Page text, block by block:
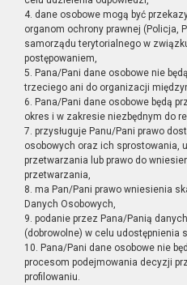
4. dane osobowe mogą być
organom ochrony prawnej (Policja,
samorządu terytorialnego w
postępowaniem,
5. Pana/Pani dane osobowe nie
trzeciego ani do organizacji
6. Pana/Pani dane osobowe będą
okres i w zakresie niezbędnym do
7. przysługuje Panu/Pani prawo
osobowych oraz ich sprostowania,
przetwarzania lub prawo do
przetwarzania,
8. ma Pan/Pani prawo wniesienia
Danych Osobowych,
9. podanie przez Pana/Panią
(dobrowolne) w celu udostępnienia
10. Pana/Pani dane osobowe nie
procesom podejmowania decyzji
profilowaniu.